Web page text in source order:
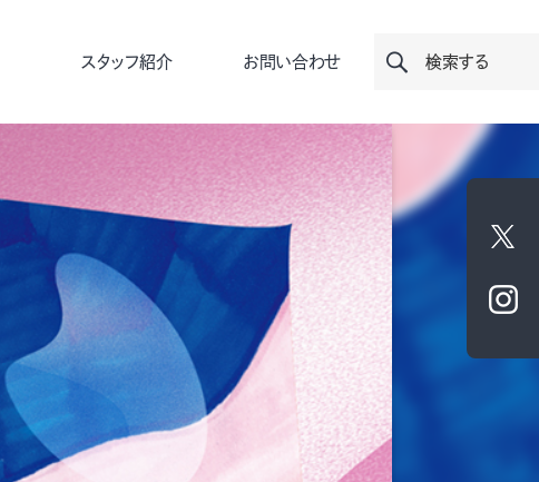
スタッフ紹介 お問い合わせ 検索する